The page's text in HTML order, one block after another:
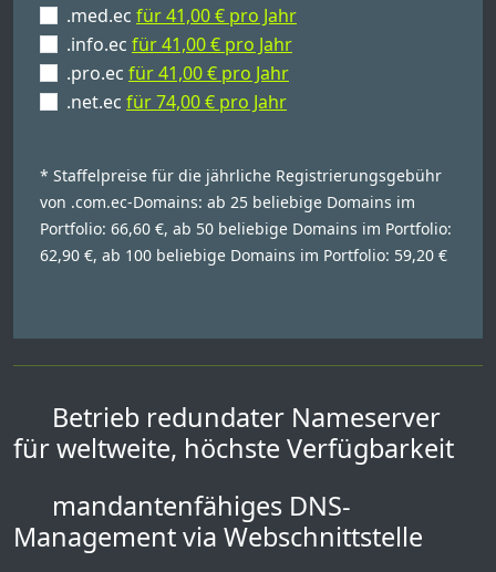
.med.ec für 41,00 € pro Jahr
.info.ec für 41,00 € pro Jahr
.pro.ec für 41,00 € pro Jahr
.net.ec für 74,00 € pro Jahr
* Staffelpreise für die jährliche Registrierungsgebühr
von .com.ec-Domains: ab 25 beliebige Domains im
Portfolio: 66,60 €, ab 50 beliebige Domains im Portfolio:
62,90 €, ab 100 beliebige Domains im Portfolio: 59,20 €
Betrieb redundater Nameserver
für weltweite, höchste Verfügbarkeit
mandantenfähiges DNS-
Management via Webschnittstelle